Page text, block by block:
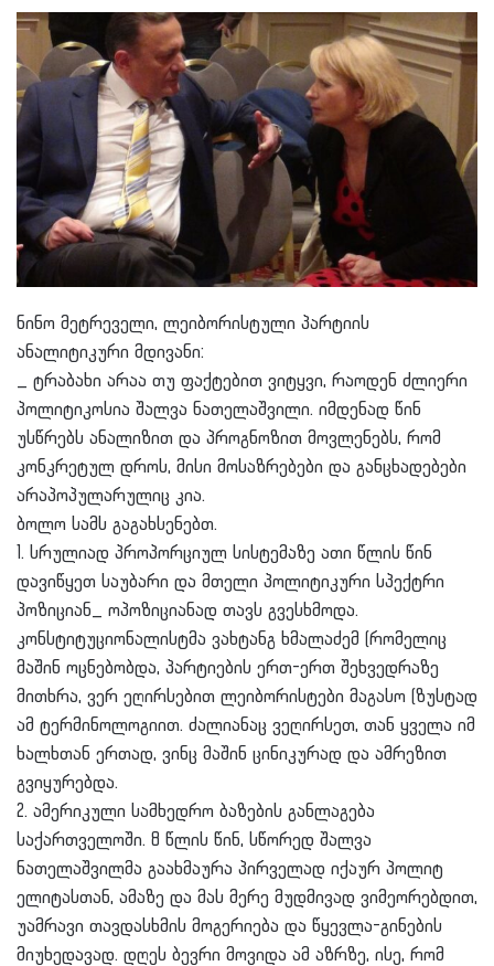
ნინო მეტრეველი, ლეიბორისტული პარტიის
ანალიტიკური მდივანი:
_ ტრაბახი არაა თუ ფაქტებით ვიტყვი, რაოდენ ძლიერი
პოლიტიკოსია შალვა ნათელაშვილი. იმდენად წინ
უსწრებს ანალიზით და პროგნოზით მოვლენებს, რომ
კონკრეტულ დროს, მისი მოსაზრებები და განცხადებები
არაპოპულარულიც კია.
ბოლო სამს გაგახსენებთ.
1. სრულიად პროპორციულ სისტემაზე ათი წლის წინ
დავიწყეთ საუბარი და მთელი პოლიტიკური სპექტრი
პოზიციან_ ოპოზიციანად თავს გვესხმოდა.
კონსტიტუციონალისტმა ვახტანგ ხმალაძემ (რომელიც
მაშინ ოცნებობდა, პარტიების ერთ-ერთ შეხვედრაზე
მითხრა, ვერ ეღირსებით ლეიბორისტები მაგასო (ზუსტად
ამ ტერმინოლოგიით. ძალიანაც ვეღირსეთ, თან ყველა იმ
ხალხთან ერთად, ვინც მაშინ ცინიკურად და ამრეზით
გვიყურებდა.
2. ამერიკული სამხედრო ბაზების განლაგება
საქართველოში. 8 წლის წინ, სწორედ შალვა
ნათელაშვილმა გაახმაურა პირველად იქაურ პოლიტ
ელიტასთან, ამაზე და მას მერე მუდმივად ვიმეორებდით,
უამრავი თავდასხმის მოგერიება და წყევლა-გინების
მიუხედავად. დღეს ბევრი მოვიდა ამ აზრზე, ისე, რომ